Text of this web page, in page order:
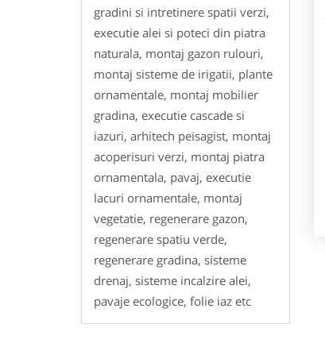
gradini si intretinere spatii verzi,
executie alei si poteci din piatra
naturala, montaj gazon rulouri,
montaj sisteme de irigatii, plante
ornamentale, montaj mobilier
gradina, executie cascade si
iazuri, arhitech peisagist, montaj
acoperisuri verzi, montaj piatra
ornamentala, pavaj, executie
lacuri ornamentale, montaj
vegetatie, regenerare gazon,
regenerare spatiu verde,
regenerare gradina, sisteme
drenaj, sisteme incalzire alei,
pavaje ecologice, folie iaz etc